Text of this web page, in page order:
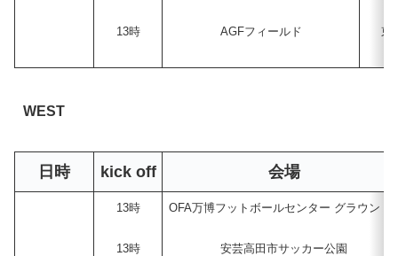
13時 AGFフィールド 東
WEST
日時 kick off 会場
13時
13時
OFA万博フットボールセンター グラウンド
安芸高田市サッカー公園